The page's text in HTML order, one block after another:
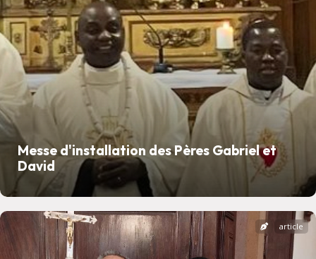
Messe d'installation des Pères Gabriel et
David
article